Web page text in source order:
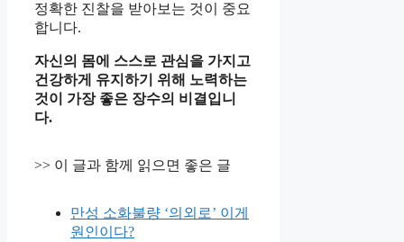
정확한 진찰을 받아보는 것이 중요
합니다.
자신의 몸에 스스로 관심을 가지고
건강하게 유지하기 위해 노력하는
것이 가장 좋은 장수의 비결입니
다.
>> 이 글과 함께 읽으면 좋은 글
만성 소화불량 ‘의외로’ 이게
원인이다?